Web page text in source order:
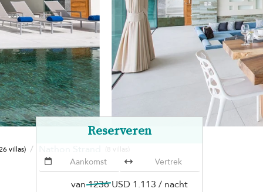
villas) (8 villas)
Reserveren
van1236 USD 1.113 / nacht